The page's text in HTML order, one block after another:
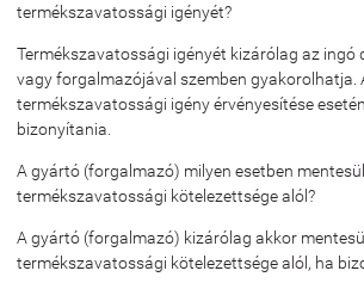
termékszavatossági igényét?
Termékszavatossági igényét kizárólag az ingó
vagy forgalmazójával szemben gyakorolhatja.
termékszavatossági igény érvényesítése esetén
bizonyítania.
A gyártó (forgalmazó) milyen esetben mentesül
termékszavatossági kötelezettsége alól?
A gyártó (forgalmazó) kizárólag akkor mentesül
termékszavatossági kötelezettsége alól, ha